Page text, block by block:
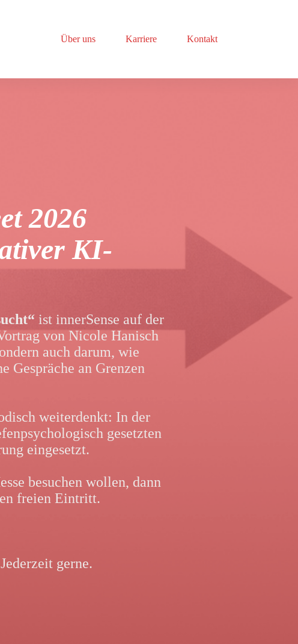
Über uns Karriere Kontakt
2026
KI-
ist innerSense auf der
von Nicole Hanisch
auch darum, wie
Gespräche an Grenzen
weiterdenkt: In der
gesetzten
eingesetzt.
besuchen wollen, dann
freien Eintritt.
gerne.